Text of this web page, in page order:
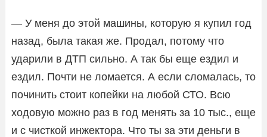
— У меня до этой машины, которую я купил год
назад, была такая же. Продал, потому что
ударили в ДТП сильно. А так бы еще ездил и
ездил. Почти не ломается. А если сломалась, то
починить стоит копейки на любой СТО. Всю
ходовую можно раз в год менять за 10 тыс., еще
и с чисткой инжектора. Что ты за эти деньги в